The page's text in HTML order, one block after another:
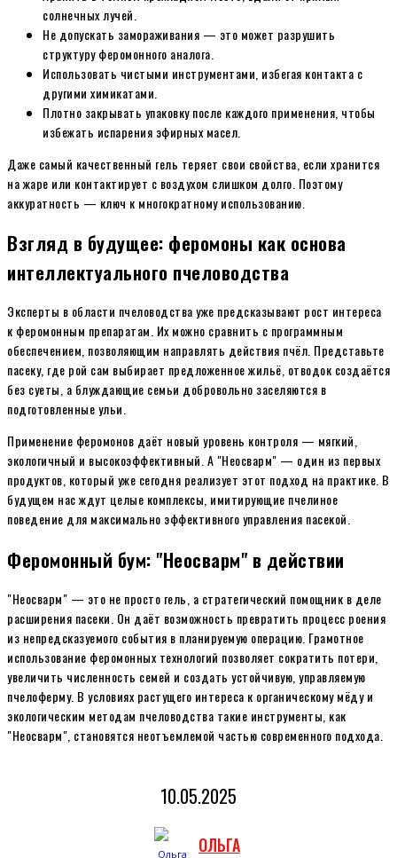
солнечных лучей.
Не допускать замораживания — это может разрушить
структуру феромонного аналога.
Использовать чистыми инструментами, избегая контакта с
другими химикатами.
Плотно закрывать упаковку после каждого применения, чтобы
избежать испарения эфирных масел.
Даже самый качественный гель теряет свои свойства, если хранится
на жаре или контактирует с воздухом слишком долго. Поэтому
аккуратность — ключ к многократному использованию.
Взгляд в будущее: феромоны как основа
интеллектуального пчеловодства
Эксперты в области пчеловодства уже предсказывают рост интереса
к феромонным препаратам. Их можно сравнить с программным
обеспечением, позволяющим направлять действия пчёл. Представьте
пасеку, где рой сам выбирает предложенное жильё, отводок создаётся
без суеты, а блуждающие семьи добровольно заселяются в
подготовленные ульи.
Применение феромонов даёт новый уровень контроля — мягкий,
экологичный и высокоэффективный. А "Неосварм" — один из первых
продуктов, который уже сегодня реализует этот подход на практике. В
будущем нас ждут целые комплексы, имитирующие пчелиное
поведение для максимально эффективного управления пасекой.
Феромонный бум: "Неосварм" в действии
"Неосварм" — это не просто гель, а стратегический помощник в деле
расширения пасеки. Он даёт возможность превратить процесс роения
из непредсказуемого события в планируемую операцию. Грамотное
использование феромонных технологий позволяет сократить потери,
увеличить численность семей и создать устойчивую, управляемую
пчелоферму. В условиях растущего интереса к органическому мёду и
экологическим методам пчеловодства такие инструменты, как
"Неосварм", становятся неотъемлемой частью современного подхода.
10.05.2025
ОЛЬГА